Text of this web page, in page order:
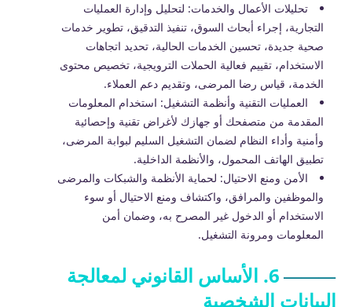
تحليلات الأعمال والخدمات: لتحليل وإدارة العمليات
التجارية، إجراء أبحاث السوق، تنفيذ التدقيق، تطوير خدمات
صحية جديدة، تحسين الخدمات الحالية، تحديد اتجاهات
الاستخدام، تقييم فعالية الحملات الترويجية، تخصيص محتوى
الخدمة، قياس رضا المرضى، وتقديم دعم العملاء.
العمليات التقنية وأنظمة التشغيل: استخدام المعلومات
المقدمة من متصفحك أو جهازك لأغراض تقنية وإحصائية
وأمنية وأداء النظام لضمان التشغيل السليم لبوابة المرضى،
تطبيق الهاتف المحمول، والأنظمة الداخلية.
الأمن ومنع الاحتيال: لحماية الأنظمة والشبكات والمرضى
والموظفين والمرافق، واكتشاف ومنع الاحتيال أو سوء
الاستخدام أو الدخول غير المصرح به، وضمان أمن
المعلومات ومرونة التشغيل.
6. الأساس القانوني لمعالجة
البيانات الشخصية